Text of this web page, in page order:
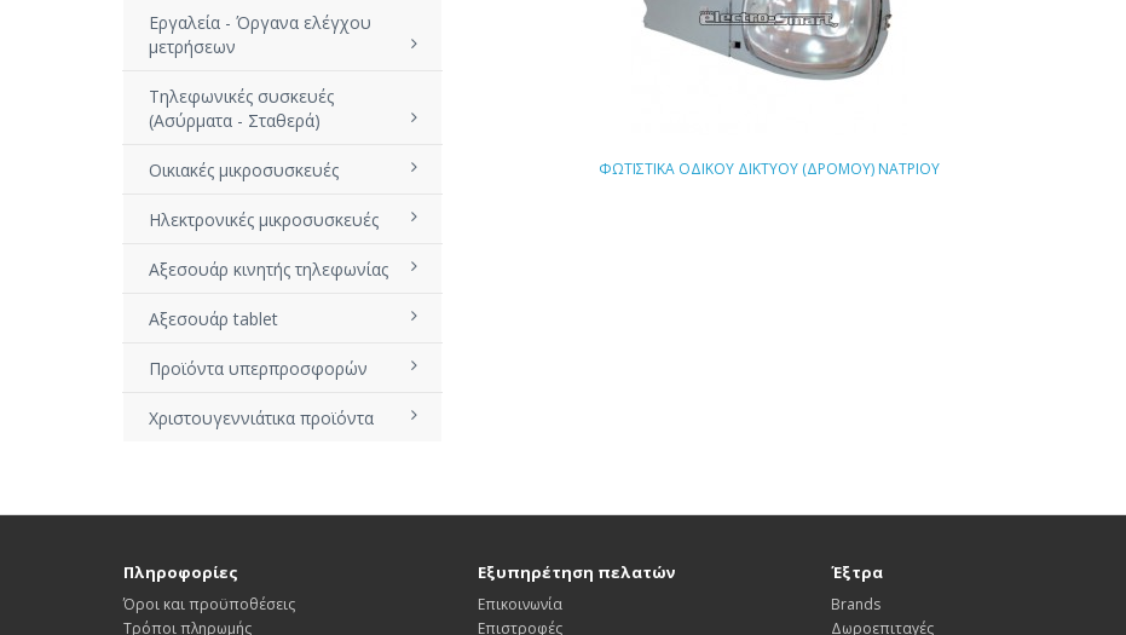
Εργαλεία - Όργανα ελέγχου
μετρήσεων
Τηλεφωνικές συσκευές
(Ασύρματα - Σταθερά)
Οικιακές μικροσυσκευές
Ηλεκτρονικές μικροσυσκευές
Αξεσουάρ κινητής τηλεφωνίας
Αξεσουάρ tablet
Προϊόντα υπερπροσφορών
Χριστουγεννιάτικα προϊόντα
ΦΩΤΙΣΤΙΚΑ ΟΔΙΚΟΥ ΔΙΚΤΥΟΥ (ΔΡΟΜΟΥ) ΝΑΤΡΙΟΥ
Πληροφορίες
Όροι και προϋποθέσεις
Τρόποι πληρωμής
Εξυπηρέτηση πελατών
Επικοινωνία
Επιστροφές
Έξτρα
Brands
Δωροεπιταγές